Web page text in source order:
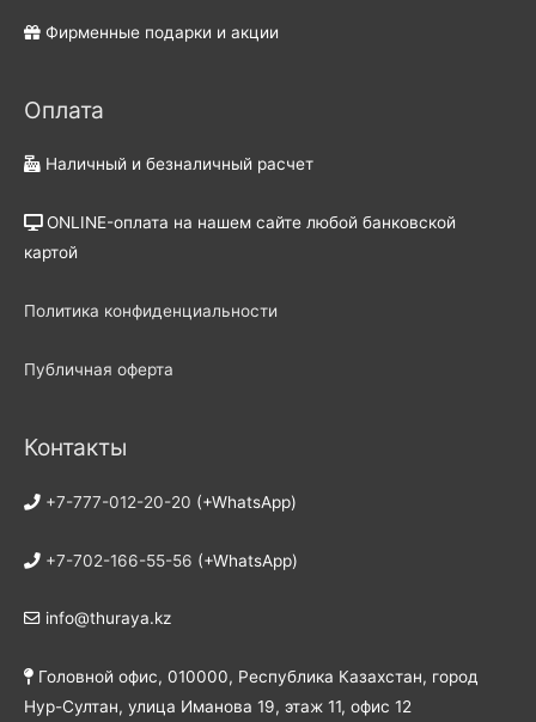
Фирменные подарки и акции
Оплата
Наличный и безналичный расчет
ONLINE-оплата на нашем сайте любой банковской
картой
Политика конфиденциальности
Публичная оферта
Контакты
+7-777-012-20-20 (+WhatsApp)
+7-702-166-55-56 (+WhatsApp)
info@thuraya.kz
Головной офис, 010000, Республика Казахстан, город
Нур-Султан, улица Иманова 19, этаж 11, офис 12